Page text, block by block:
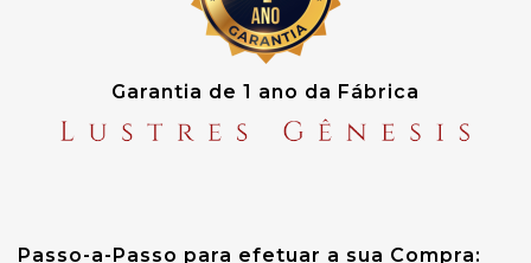
Garantia de 1 ano da Fábrica
Passo-a-Passo para efetuar a sua Compra: